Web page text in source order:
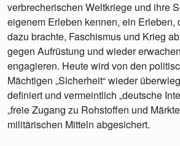
verbrecherischen Weltkriege und ihre
eigenem Erleben kennen, ein Erleben,
dazu brachte, Faschismus und Krieg
gegen Aufrüstung und wieder
engagieren. Heute wird von den
Mächtigen „Sicherheit“ wieder
definiert und vermeintlich „deutsche
„freie Zugang zu Rohstoffen und
militärischen Mitteln abgesichert.